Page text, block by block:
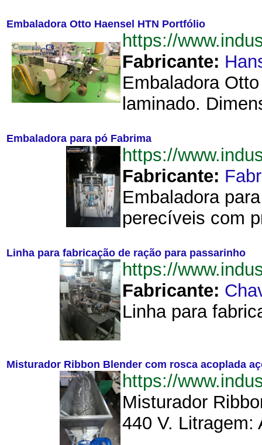
Embaladora Otto Haensel HTN Portfólio
https://
Fabricante:
Embaladora
laminado.
Embaladora para pó Fabrima
https://
Fabricante:
Embaladora
perecíveis com
Linha para fabricação de ração para passarinho
https://
Fabricante:
Linha para
Misturador Ribbon Blender com rosca acoplada
https://
Misturador
440 V. Litragem: